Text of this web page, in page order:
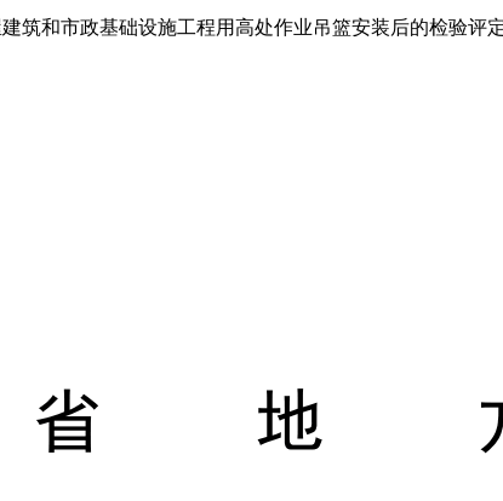
筑和市政基础设施工程用高处作业吊篮安装后的检验评